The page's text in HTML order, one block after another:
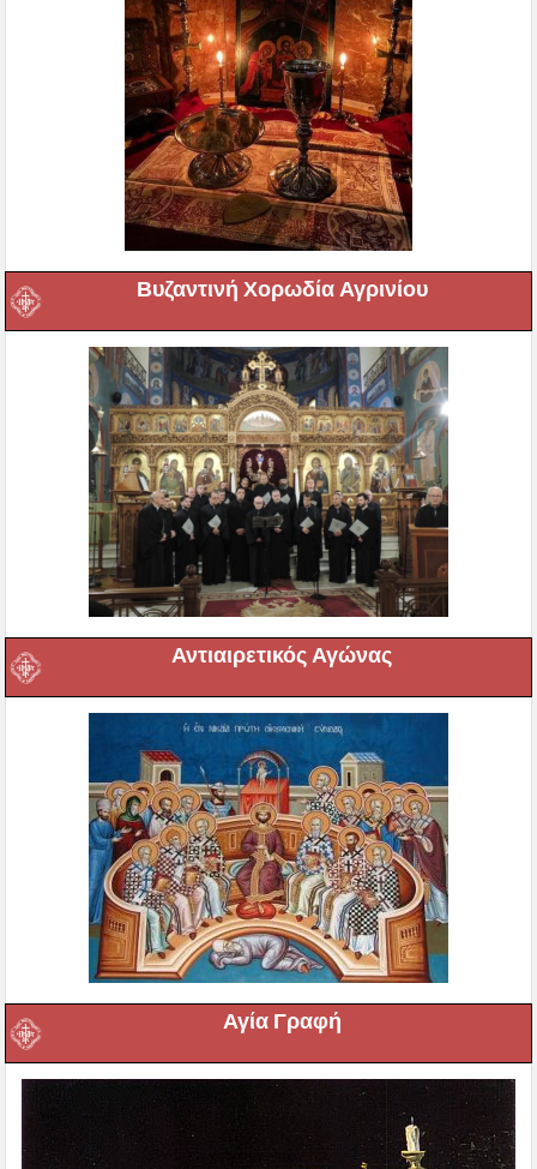
Βυζαντινή Χορωδία Αγρινίου
Αντιαιρετικός Αγώνας
Αγία Γραφή